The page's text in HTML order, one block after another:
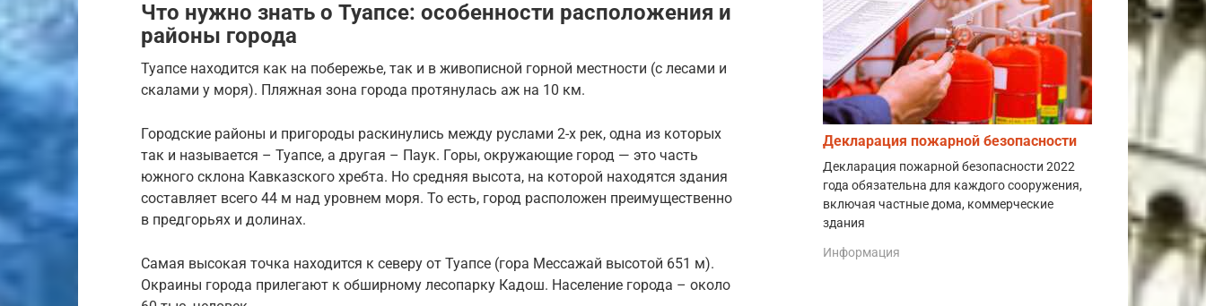
Что нужно знать о Туапсе: особенности расположения и
районы города
Туапсе находится как на побережье, так и в живописной горной местности (с лесами и
скалами у моря). Пляжная зона города протянулась аж на 10 км.
Городские районы и пригороды раскинулись между руслами 2-х рек, одна из которых
так и называется – Туапсе, а другая – Паук. Горы, окружающие город — это часть
южного склона Кавказского хребта. Но средняя высота, на которой находятся здания
составляет всего 44 м над уровнем моря. То есть, город расположен преимущественно
в предгорьях и долинах.
Самая высокая точка находится к северу от Туапсе (гора Мессажай высотой 651 м).
Окраины города прилегают к обширному лесопарку Кадош. Население города – около
Декларация пожарной безопасности
Декларация пожарной безопасности 2022
года обязательна для каждого сооружения,
включая частные дома, коммерческие
здания
Информация